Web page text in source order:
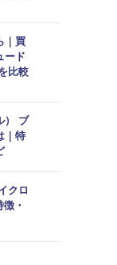
｜買
ード
比較
） ブ
｜特
クロ
・